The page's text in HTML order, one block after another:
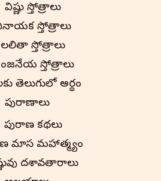
విష్ణు స్తోత్రాలు
స్తోత్రాలు
లలితా స్తోత్రాలు
స్తోత్రాలు
తెలుగులో అర్థం
పురాణాలు
పురాణ కథలు
మాస మహాత్మ్యం
దశావతారాలు